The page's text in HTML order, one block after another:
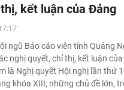
kết luận của Đảng
ngũ Báo cáo viên tỉnh Quảng
nghị quyết, chỉ thị, kết luận
là Nghị quyết Hội nghị lần thứ
khóa XIII; những chủ đề lớn,